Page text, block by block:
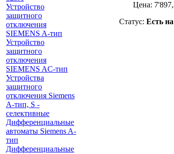
Устройство
защитного
отключения
SIEMENS A-тип
Устройство
защитного
отключения
SIEMENS AС-тип
Устройства
защитного
отключения Siemens
A-тип, S -
селективные
Дифференциальные
автоматы Siemens A-
тип
Дифференциальные
Цена:
Статус: Есть